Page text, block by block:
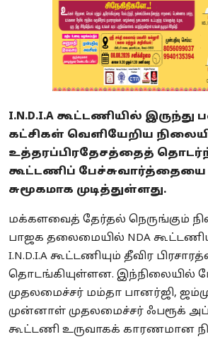
I.N.D.I.A கூட்டணியில் இருந்து
கட்சிகள் வெளியேறிய
உத்தரப்பிரதேசத்தைத்
கூட்டணிப்
சுமூகமாக முடித்துள்ளது.
மக்களவைத் தேர்தல் நெருங்கும்
பாஜக தலைமையில் NDA
I.N.D.I.A கூட்டணியும் தீவிர
தொடங்கியுள்ளன. இந்நிலையில்
முதலமைச்சர் மம்தா பானர்ஜி,
முன்னாள் முதலமைச்சர் ஃபரூக்
கூட்டணி உருவாகக் காரணமான